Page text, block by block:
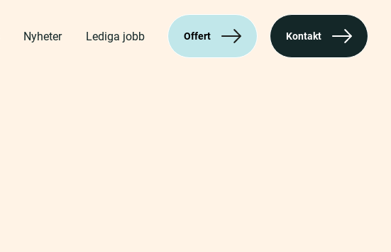
Nyheter Lediga jobb Offert Kontakt